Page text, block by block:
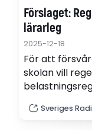
Förslaget:
lärarleg
2025-12-18
För att
skolan vill
Sveriges